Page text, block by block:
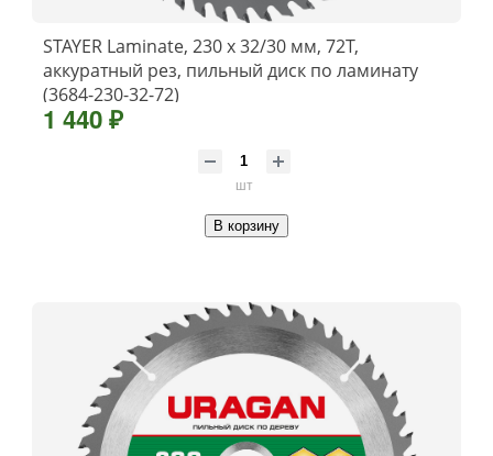
STAYER Laminate, 230 x 32/30 мм, 72Т,
аккуратный рез, пильный диск по ламинату
(3684-230-32-72)
1 440 ₽
шт
В корзину